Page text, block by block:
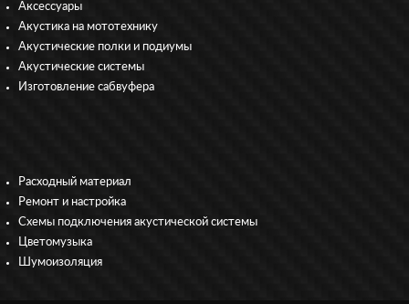
Аксессуары
Акустика на мототехнику
Акустические полки и подиумы
Акустические системы
Изготовление сабвуфера
Расходный материал
Ремонт и настройка
Схемы подключения акустической системы
Цветомузыка
Шумоизоляция